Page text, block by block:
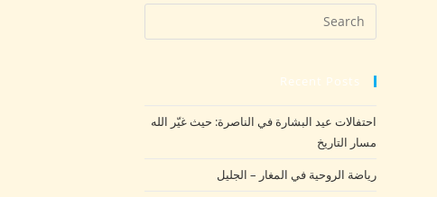
Recent Posts
احتفالات عيد البشارة في الناصرة: حيث غيّر الله
مسار التاريخ
رياضة الروحية في المغار – الجليل